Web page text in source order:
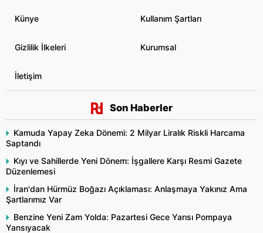
Künye Kullanım Şartları
Gizlilik İlkeleri Kurumsal
İletişim
Son Haberler
Kamuda Yapay Zeka Dönemi: 2 Milyar Liralık Riskli Harcama
Saptandı
Kıyı ve Sahillerde Yeni Dönem: İşgallere Karşı Resmi Gazete
Düzenlemesi
İran'dan Hürmüz Boğazı Açıklaması: Anlaşmaya Yakınız Ama
Şartlarımız Var
Benzine Yeni Zam Yolda: Pazartesi Gece Yarısı Pompaya
Yansıyacak